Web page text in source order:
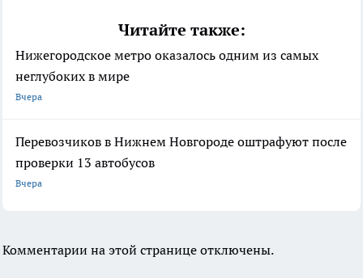
Читайте также:
Нижегородское метро оказалось одним из самых
неглубоких в мире
Вчера
Перевозчиков в Нижнем Новгороде оштрафуют после
проверки 13 автобусов
Вчера
Комментарии на этой странице отключены.